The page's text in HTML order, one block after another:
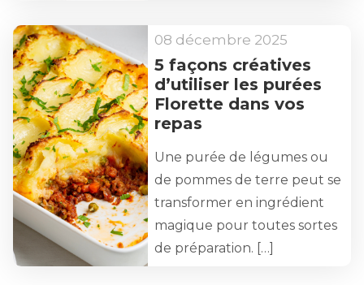
08 décembre 2025
5 façons créatives
d’utiliser les purées
Florette dans vos
repas
Une purée de légumes ou
de pommes de terre peut se
transformer en ingrédient
magique pour toutes sortes
de préparation. […]